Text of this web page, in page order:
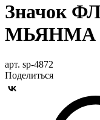
Значок
МЬЯНМА
арт. sp-4872
Поделиться